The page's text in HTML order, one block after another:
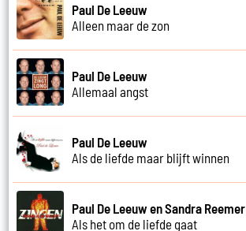
Paul De Leeuw
Alleen maar de zon
Paul De Leeuw
Allemaal angst
Paul De Leeuw
Als de liefde maar blijft winnen
Paul De Leeuw en Sandra Reemer
Als het om de liefde gaat